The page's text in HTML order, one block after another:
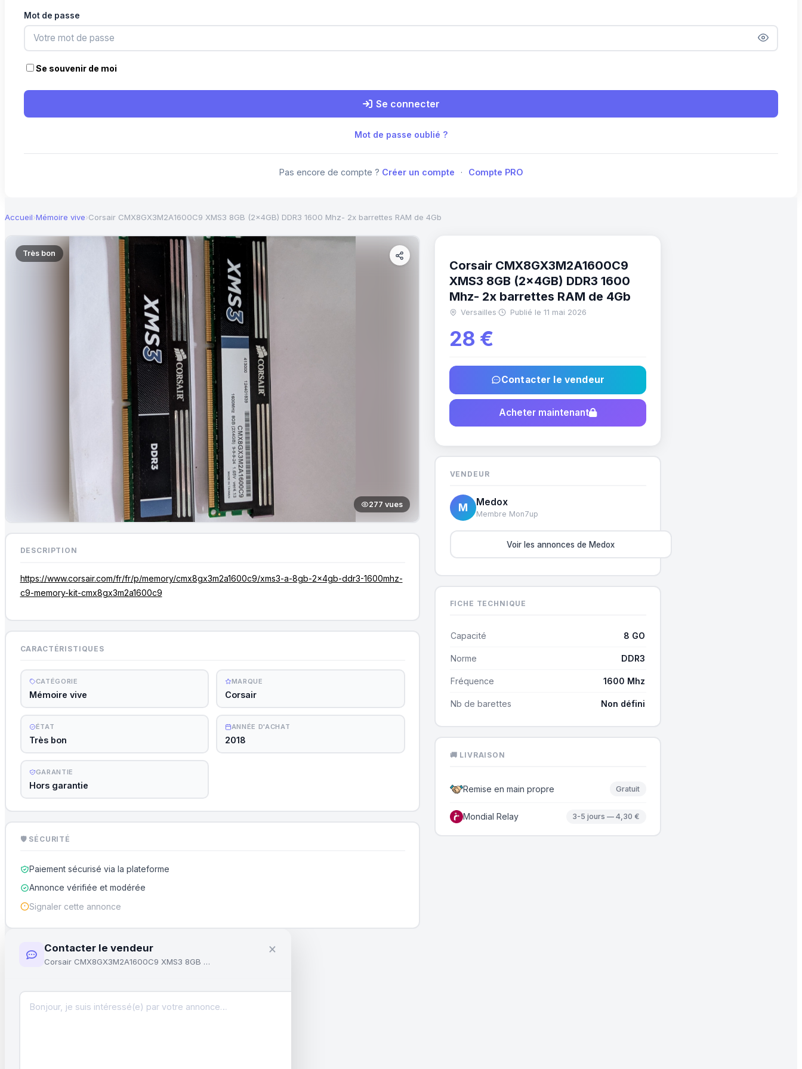
Mot de passe
Se souvenir de moi
Se connecter
Mot de passe oublié ?
Pas encore de compte ? Créer un compte · Compte PRO
Accueil›Mémoire vive›Corsair CMX8GX3M2A1600C9 XMS3 8GB (2x4GB) DDR3 1600 Mhz- 2x barrettes RAM de 4Gb
Très bon
277 vues
DESCRIPTION
https://www.corsair.com/fr/fr/p/memory/cmx8gx3m2a1600c9/xms3-a-8gb-2x4gb-ddr3-1600mhz-
c9-memory-kit-cmx8gx3m2a1600c9
CARACTÉRISTIQUES
CATÉGORIE
Mémoire vive
MARQUE
Corsair
ÉTAT
Très bon
ANNÉE D'ACHAT
2018
GARANTIE
Hors garantie
🛡 SÉCURITÉ
Paiement sécurisé via la plateforme
Annonce vérifiée et modérée
Signaler cette annonce
Corsair CMX8GX3M2A1600C9
XMS3 8GB (2x4GB) DDR3 1600
Mhz- 2x barrettes RAM de 4Gb
Versailles· Publié le 11 mai 2026
28 €
Contacter le vendeur
Acheter maintenant
VENDEUR
M Medox
Membre Mon7up
Voir les annonces de Medox
FICHE TECHNIQUE
Capacité 8 GO
Norme DDR3
Fréquence 1600 Mhz
Nb de barettes Non défini
🚚 LIVRAISON
Remise en main propre Gratuit
Mondial Relay 3-5 jours — 4,30 €
Contacter le vendeur
Corsair CMX8GX3M2A1600C9 XMS3 8GB (2x4GB) DDR3 1600 Mhz- 2x barrettes RAM de 4Gb
×